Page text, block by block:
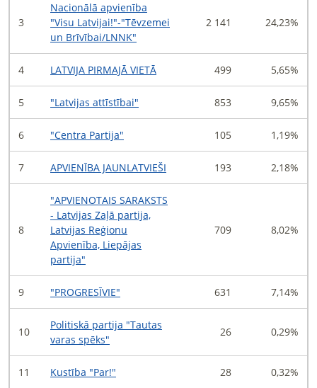
3
Nacionālā apvienība
"Visu Latvijai!"-"Tēvzemei
un Brīvībai/LNNK"
2 141 24,23%
4 LATVIJA PIRMAJĀ VIETĀ 499 5,65%
5 "Latvijas attīstībai" 853 9,65%
6 "Centra Partija" 105 1,19%
7 APVIENĪBA JAUNLATVIEŠI 193 2,18%
8
"APVIENOTAIS SARAKSTS
- Latvijas Zaļā partija,
Latvijas Reģionu
Apvienība, Liepājas
partija"
709 8,02%
9 "PROGRESĪVIE" 631 7,14%
10
Politiskā partija "Tautas
varas spēks"
26 0,29%
11 Kustība "Par!" 28 0,32%